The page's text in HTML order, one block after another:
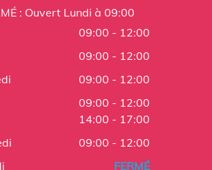
: Ouvert Lundi à 09:00
09:00 - 12:00
09:00 - 12:00
09:00 - 12:00
09:00 - 12:00
14:00 - 17:00
09:00 - 12:00
FERMÉ